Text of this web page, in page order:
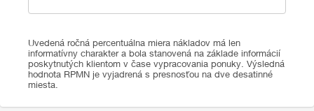
Uvedená ročná percentuálna miera nákladov má len
informatívny charakter a bola stanovená na základe informácií
poskytnutých klientom v čase vypracovania ponuky. Výsledná
hodnota RPMN je vyjadrená s presnosťou na dve desatinné
miesta.